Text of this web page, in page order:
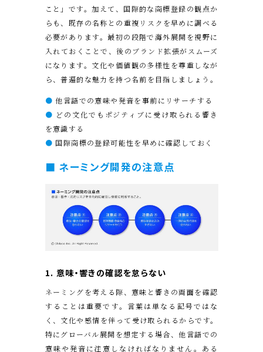
こと」です。加えて、国際的な商標登録の観点か
らも、既存の名称との重複リスクを早めに調べる
必要があります。最初の段階で海外展開を視野に
入れておくことで、後のブランド拡張がスムーズ
になります。文化や価値観の多様性を尊重しなが
ら、普遍的な魅力を持つ名前を目指しましょう。
● 他言語での意味や発音を事前にリサーチする
● どの文化でもポジティブに受け取られる響き
を意識する
● 国際商標の登録可能性を早めに確認しておく
■ ネーミング開発の注意点
1. 意味・響きの確認を怠らない
ネーミングを考える際、意味と響きの両面を確認
することは重要です。言葉は単なる記号ではな
く、文化や感情を伴って受け取られるからです。
特にグローバル展開を想定する場合、他言語での
意味や発音に注意しなければなりません。ある